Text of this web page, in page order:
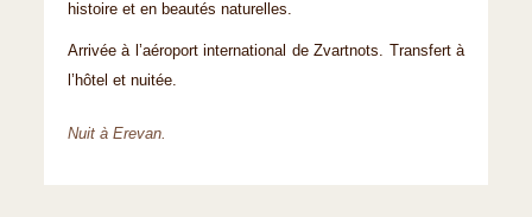
histoire et en beautés naturelles.
Arrivée à l’aéroport international de Zvartnots. Transfert à
l’hôtel et nuitée.
Nuit à Erevan.